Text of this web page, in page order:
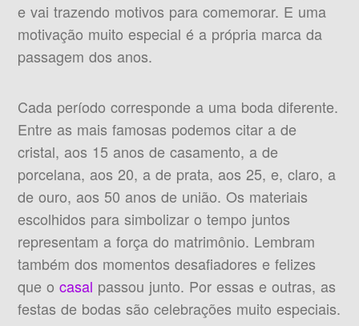
e vai trazendo motivos para comemorar. E uma
motivação muito especial é a própria marca da
passagem dos anos.
Cada período corresponde a uma boda diferente.
Entre as mais famosas podemos citar a de
cristal, aos 15 anos de casamento, a de
porcelana, aos 20, a de prata, aos 25, e, claro, a
de ouro, aos 50 anos de união. Os materiais
escolhidos para simbolizar o tempo juntos
representam a força do matrimônio. Lembram
também dos momentos desafiadores e felizes
que ocasal passou junto. Por essas e outras, as
festas de bodas são celebrações muito especiais.